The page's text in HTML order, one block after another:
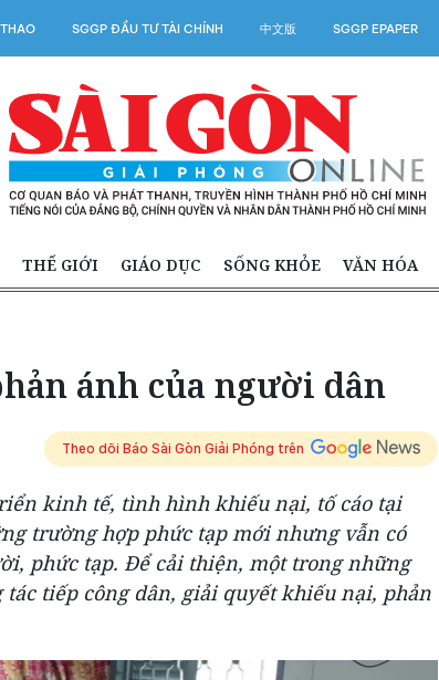
SGGP ĐẦU TƯ TÀI CHÍNH 中文版 SGGP EPAPER
THẾ GIỚI GIÁO DỤC SỐNG KHỎE VĂN HÓA
ánh của người dân
Theo dõi Báo Sài Gòn Giải Phóng trên
kinh tế, tình hình khiếu nại, tố cáo tại
trường hợp phức tạp mới nhưng vẫn có
phức tạp. Để cải thiện, một trong những
tiếp công dân, giải quyết khiếu nại, phản